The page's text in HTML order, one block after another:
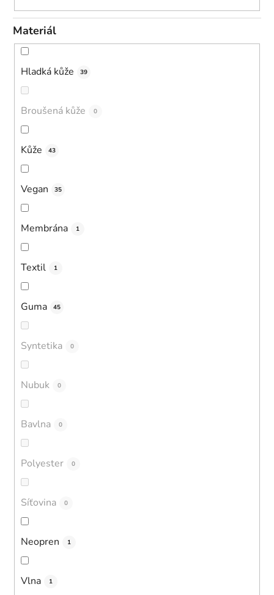
Materiál
Hladká kůže 39
Broušená kůže 0
Kůže 43
Vegan 35
Membrána 1
Textil 1
Guma 45
Syntetika 0
Nubuk 0
Bavlna 0
Polyester 0
Síťovina 0
Neopren 1
Vlna 1